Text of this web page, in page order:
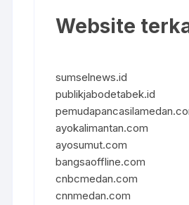
Website
sumselnews.id
publikjabodetabek.id
ayokalimantan.com
ayosumut.com
bangsaoffline.com
cnbcmedan.com
cnnmedan.com